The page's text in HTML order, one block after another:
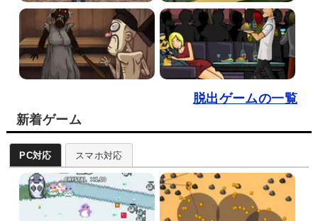
脱出ゲームの一覧
新着ゲーム
PC対応 スマホ対応